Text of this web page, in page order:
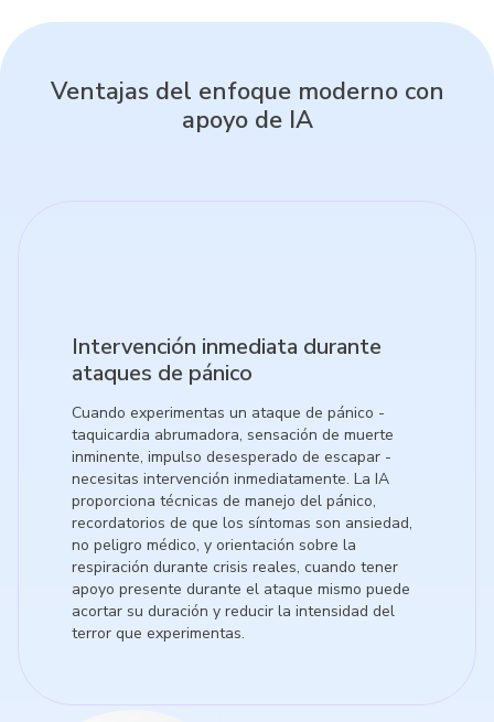
Ventajas del enfoque moderno con
apoyo de IA
Intervención inmediata durante
ataques de pánico
Cuando experimentas un ataque de pánico -
taquicardia abrumadora, sensación de muerte
inminente, impulso desesperado de escapar -
necesitas intervención inmediatamente. La IA
proporciona técnicas de manejo del pánico,
recordatorios de que los síntomas son ansiedad,
no peligro médico, y orientación sobre la
respiración durante crisis reales, cuando tener
apoyo presente durante el ataque mismo puede
acortar su duración y reducir la intensidad del
terror que experimentas.